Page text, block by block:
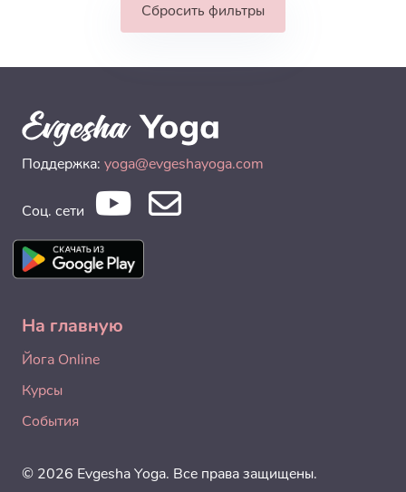
Сбросить фильтры
Поддержка: yoga@evgeshayoga.com
Соц. сети
На главную
Йога Online
Курсы
События
© 2026 Evgesha Yoga. Все права защищены.